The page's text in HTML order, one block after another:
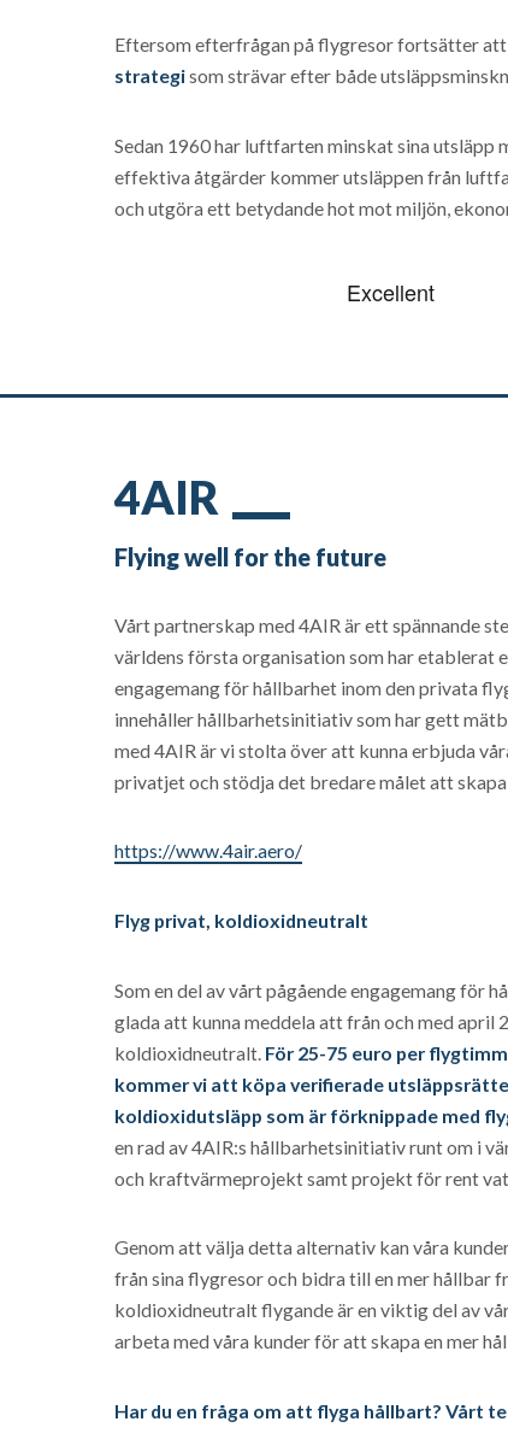
Eftersom efterfrågan på flygresor fortsätter
strategisom strävar efter både
Sedan 1960 har luftfarten minskat sina utsläpp
effektiva åtgärder kommer utsläppen från
och utgöra ett betydande hot mot miljön,
4AIR
Flying well for the future
Vårt partnerskap med 4AIR är ett spännande
världens första organisation som har etablerat
engagemang för hållbarhet inom den privata
innehåller hållbarhetsinitiativ som har gett
med 4AIR är vi stolta över att kunna erbjuda
privatjet och stödja det bredare målet att
https://www.4air.aero/
Flyg privat, koldioxidneutralt
Som en del av vårt pågående engagemang för
glada att kunna meddela att från och med
koldioxidneutralt. För 25-75 euro per
kommer vi att köpa verifierade
koldioxidutsläpp som är förknippade med
en rad av 4AIR:s hållbarhetsinitiativ runt om i
och kraftvärmeprojekt samt projekt för rent
Genom att välja detta alternativ kan våra
från sina flygresor och bidra till en mer hållbar
koldioxidneutralt flygande är en viktig del av
arbeta med våra kunder för att skapa en mer
Har du en fråga om att flyga hållbart? Vårt